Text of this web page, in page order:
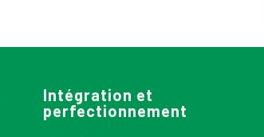
Intégration et
perfectionnement